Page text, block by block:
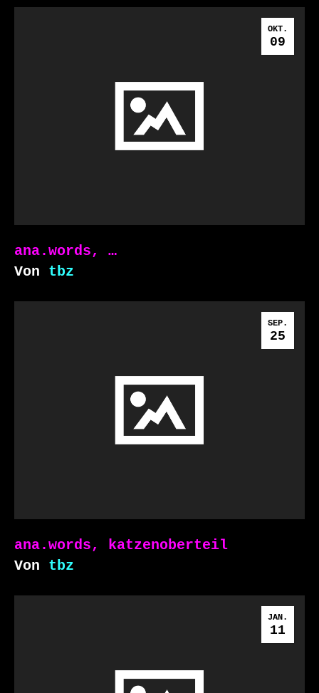
OKT.
09
ana.words, …
Von tbz
SEP.
25
ana.words, katzenoberteil
Von tbz
JAN.
11